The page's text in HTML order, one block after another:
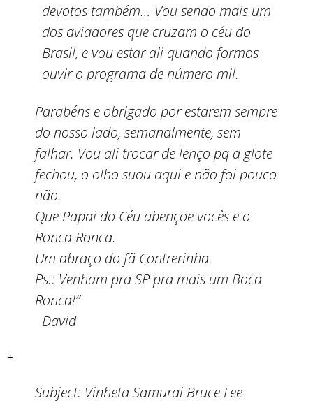
devotos também… Vou sendo mais um
dos aviadores que cruzam o céu do
Brasil, e vou estar ali quando formos
ouvir o programa de número mil.
Parabéns e obrigado por estarem sempre
do nosso lado, semanalmente, sem
falhar. Vou ali trocar de lenço pq a glote
fechou, o olho suou aqui e não foi pouco
não.
Que Papai do Céu abençoe vocês e o
Ronca Ronca.
Um abraço do fã Contrerinha.
Ps.: Venham pra SP pra mais um Boca
Ronca!”
David
+
Subject: Vinheta Samurai Bruce Lee